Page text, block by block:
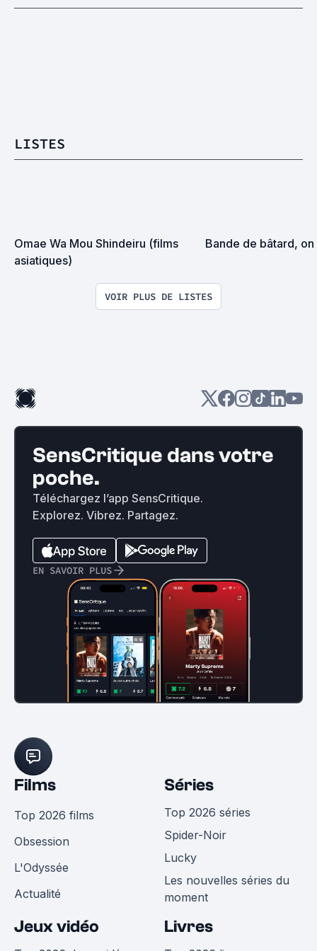
LISTES
Omae Wa Mou Shindeiru (films
asiatiques)
Bande de bâtard,
VOIR PLUS DE LISTES
SensCritique dans votre
poche.
Téléchargez l’app SensCritique.
Explorez. Vibrez. Partagez.
EN SAVOIR PLUS
Films
Top 2026 films
Obsession
L'Odyssée
Actualité
Séries
Top 2026 séries
Spider-Noir
Lucky
Les nouvelles séries du
moment
Jeux vidéo Livres